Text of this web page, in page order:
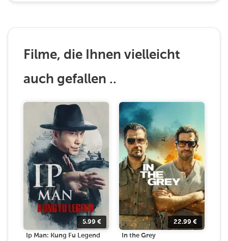
Filme, die Ihnen vielleicht
auch gefallen ..
5.99 €
Ip Man: Kung Fu Legend
22.99 €
In the Grey